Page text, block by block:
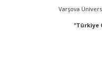
Varşova
"Türkiye